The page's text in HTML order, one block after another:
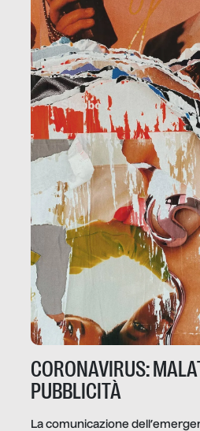
CORONAVIRUS:
PUBBLICITÀ
La comunicazione